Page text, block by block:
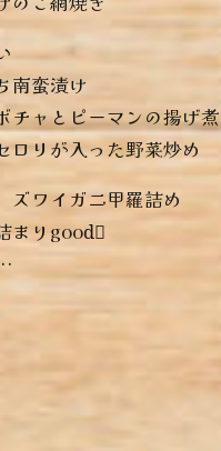
南蛮漬け
チャとピーマンの揚げ煮
ロリが入った野菜炒め
ワイガニ甲羅詰め
まりgood🏻